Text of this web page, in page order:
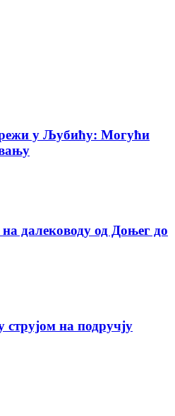
у Љубићу: Могући
далеководу од Доњег до
на подручју